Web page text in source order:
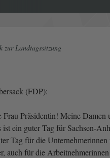
zur Landtagssitzung
(FDP):
Frau Präsidentin! Meine Damen
ein guter Tag für Sachsen-
Tag für die Unternehmerinnen
auch für die